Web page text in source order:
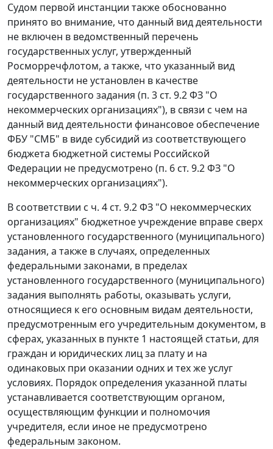
Судом первой инстанции также обоснованно
принято во внимание, что данный вид деятельности
не включен в ведомственный перечень
государственных услуг, утвержденный
Росморречфлотом, а также, что указанный вид
деятельности не установлен в качестве
государственного задания (п. 3 ст. 9.2ФЗ "О
некоммерческих организациях"), в связи с чем на
данный вид деятельности финансовое обеспечение
ФБУ "СМБ" в виде субсидий из соответствующего
бюджета бюджетной системы Российской
Федерации не предусмотрено (п. 6 ст. 9.2ФЗ "О
некоммерческих организациях").
В соответствии с ч. 4 ст. 9.2ФЗ "О некоммерческих
организациях" бюджетное учреждение вправе сверх
установленного государственного (муниципального)
задания, а также в случаях, определенных
федеральными законами, в пределах
установленного государственного (муниципального)
задания выполнять работы, оказывать услуги,
относящиеся к его основным видам деятельности,
предусмотренным его учредительным документом, в
сферах, указанных в пункте 1 настоящей статьи, для
граждан и юридических лиц за плату и на
одинаковых при оказании одних и тех же услуг
условиях. Порядок определения указанной платы
устанавливается соответствующим органом,
осуществляющим функции и полномочия
учредителя, если иное не предусмотрено
федеральным законом.